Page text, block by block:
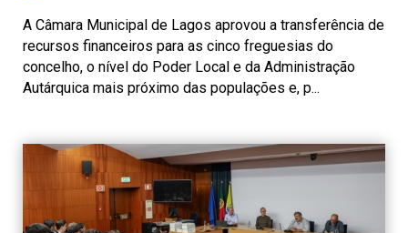
A Câmara Municipal de Lagos aprovou a transferência de
recursos financeiros para as cinco freguesias do
concelho, o nível do Poder Local e da Administração
Autárquica mais próximo das populações e, p...